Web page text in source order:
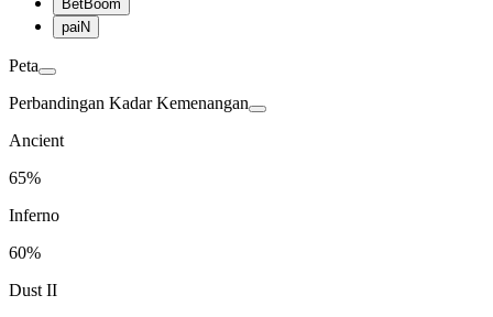
BetBoom
paiN
Peta
Perbandingan Kadar Kemenangan
Ancient
65%
Inferno
60%
Dust II